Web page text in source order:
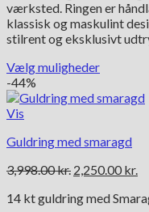
varesiden
var:
22,500.00
værksted. Ringen er
klassisk og maskulint
stilrent og eksklusivt
Vælg muligheder
Dette
vare
har
varianter.
kan
på
-44%
Vis
Guldring med smaragd
3,998.00kr. Den
pris
2,250.00 kr.
14 kt guldring med